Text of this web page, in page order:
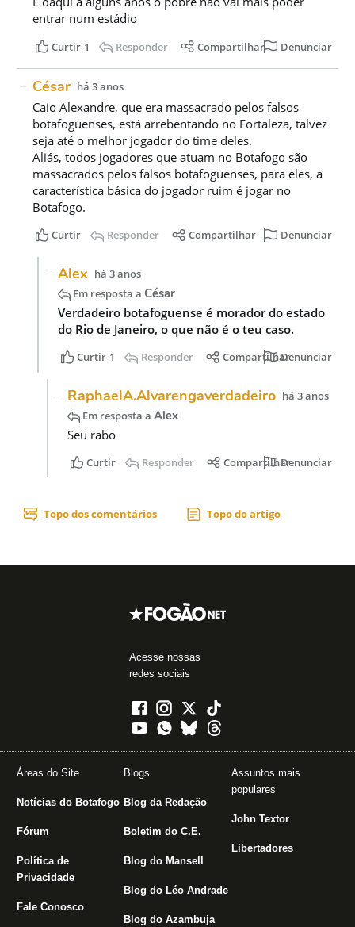
Acesse nossas
redes sociais
Áreas do Site
Notícias do Botafogo
Fórum
Política de
Privacidade
Fale Conosco
Blogs
Blog da Redação
Boletim do C.E.
Blog do Mansell
Blog do Léo Andrade
Blog do Azambuja
Assuntos mais
populares
John Textor
Libertadores